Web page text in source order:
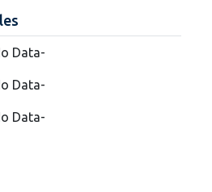
Data-
Data-
Data-